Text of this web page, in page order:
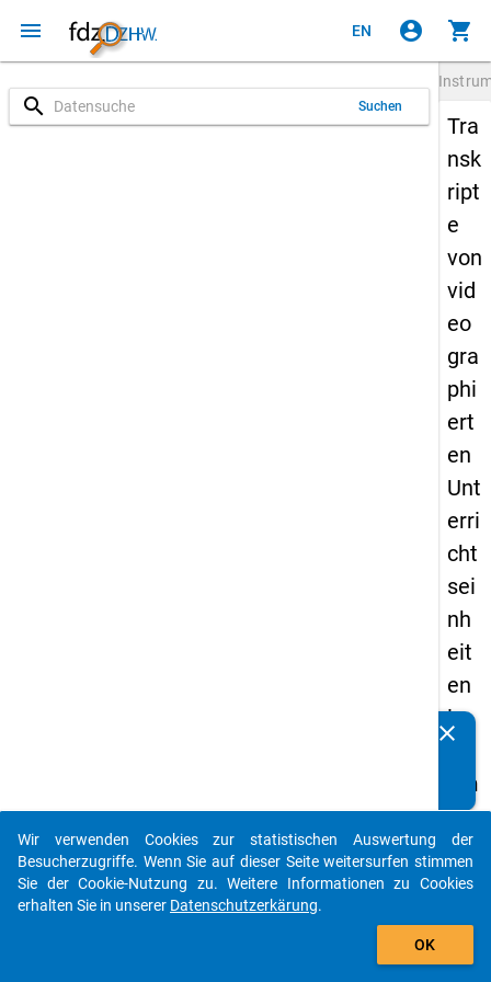
menu EN account_circle shopping_cart
search Suchen
Tra
nsk
ript
e
von
vid
eo
gra
phi
ert
en
Unt
erri
cht
sei
nh
eit
en
im
hm
en
ein
es
clear
auto_stories
add_shopping_cart
Wir verwenden Cookies zur statistischen Auswertung der
Besucherzugriffe. Wenn Sie auf dieser Seite weitersurfen stimmen
Sie der Cookie-Nutzung zu. Weitere Informationen zu Cookies
erhalten Sie in unserer Datenschutzerkärung.
OK